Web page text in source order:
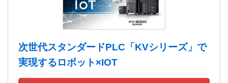
次世代スタンダードPLC「KVシリーズ」で
実現するロボット×IOT